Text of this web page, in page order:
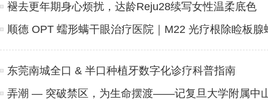
褪去更年期身心烦扰，达龄Reju28续写女性温柔底色
顺德 OPT 蠕形螨干眼治疗医院｜M22 光疗根除睑板腺
东莞南城全口 & 半口种植牙数字化诊疗科普指南
弄潮 — 突破禁区，为生命摆渡——记复旦大学附属中